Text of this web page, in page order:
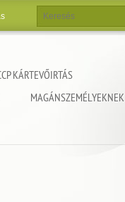
KÁRTEVŐIRTÁS
MAGÁNSZEMÉLYEKNEK